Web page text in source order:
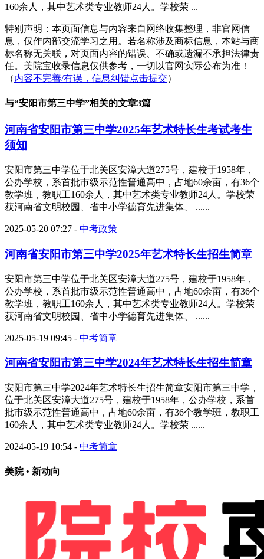
160余人，其中艺术类专业教师24人。学校荣 ...
特别声明：本页面信息与内容来自网络收集整理，非官网信
息，仅作内部交流学习之用。若名称涉及商标信息，本站与商
标名称无关联，对页面内容的错误、不确或遗漏不承担法律责
任。美院宝收录信息仅供参考，一切以官网实际公布为准！
（内容不完善/有误，信息纠错点击提交）
与“安阳市第三中学”相关的文章3篇
河南省安阳市第三中学2025年艺术特长生考试考生
须知
安阳市第三中学位于北关区安漳大道275号，建校于1958年，
公办学校，系首批市级示范性普通高中，占地60余亩，有36个
教学班，教职工160余人，其中艺术类专业教师24人。学校荣
获河南省文明校园、省中小学德育先进集体、 ......
2025-05-20 07:27 - 中考政策
河南省安阳市第三中学2025年艺术特长生招生简章
安阳市第三中学位于北关区安漳大道275号，建校于1958年，
公办学校，系首批市级示范性普通高中，占地60余亩，有36个
教学班，教职工160余人，其中艺术类专业教师24人。学校荣
获河南省文明校园、省中小学德育先进集体、 ......
2025-05-19 09:45 - 中考简章
河南省安阳市第三中学2024年艺术特长生招生简章
安阳市第三中学2024年艺术特长生招生简章安阳市第三中学，
位于北关区安漳大道275号，建校于1958年，公办学校，系首
批市级示范性普通高中，占地60余亩，有36个教学班，教职工
160余人，其中艺术类专业教师24人。学校荣 ......
2024-05-19 10:54 - 中考简章
美院 • 新动向